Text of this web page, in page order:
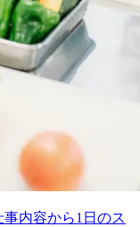
内容から1日のス